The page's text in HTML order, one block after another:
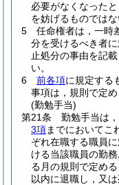
必要がなくなった
を妨げるものではな
5
任命権者は，一時
分を受けるべき者
止処分の事由を記
い。
6
前各項に規定する
事項は，規則で定め
(勤勉手当)
第21条
勤勉手当は
3項までにおいてこ
ぞれ在職する職員
ける当該職員の勤
る月の規則で定める
以内に退職し，又